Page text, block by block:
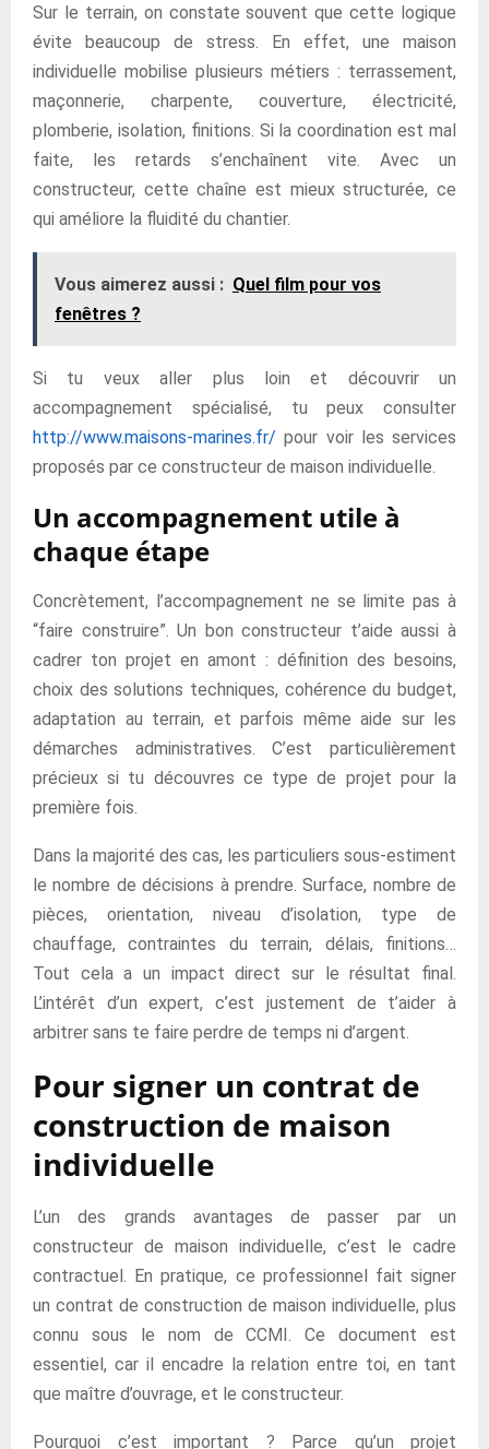
Sur le terrain, on constate souvent que cette logique
évite beaucoup de stress. En effet, une maison
individuelle mobilise plusieurs métiers : terrassement,
maçonnerie, charpente, couverture, électricité,
plomberie, isolation, finitions. Si la coordination est mal
faite, les retards s’enchaînent vite. Avec un
constructeur, cette chaîne est mieux structurée, ce
qui améliore la fluidité du chantier.
Vous aimerez aussi : Quel film pour vos
fenêtres ?
Si tu veux aller plus loin et découvrir un
accompagnement spécialisé, tu peux consulter
http://www.maisons-marines.fr/ pour voir les services
proposés par ce constructeur de maison individuelle.
Un accompagnement utile à
chaque étape
Concrètement, l’accompagnement ne se limite pas à
“faire construire”. Un bon constructeur t’aide aussi à
cadrer ton projet en amont : définition des besoins,
choix des solutions techniques, cohérence du budget,
adaptation au terrain, et parfois même aide sur les
démarches administratives. C’est particulièrement
précieux si tu découvres ce type de projet pour la
première fois.
Dans la majorité des cas, les particuliers sous-estiment
le nombre de décisions à prendre. Surface, nombre de
pièces, orientation, niveau d’isolation, type de
chauffage, contraintes du terrain, délais, finitions…
Tout cela a un impact direct sur le résultat final.
L’intérêt d’un expert, c’est justement de t’aider à
arbitrer sans te faire perdre de temps ni d’argent.
Pour signer un contrat de
construction de maison
individuelle
L’un des grands avantages de passer par un
constructeur de maison individuelle, c’est le cadre
contractuel. En pratique, ce professionnel fait signer
un contrat de construction de maison individuelle, plus
connu sous le nom de CCMI. Ce document est
essentiel, car il encadre la relation entre toi, en tant
que maître d’ouvrage, et le constructeur.
Pourquoi c’est important ? Parce qu’un projet